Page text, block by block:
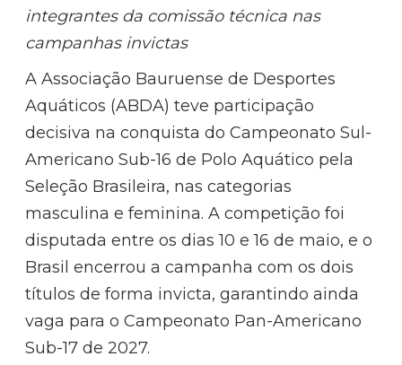
integrantes da comissão técnica nas
campanhas invictas
A Associação Bauruense de Desportes
Aquáticos (ABDA) teve participação
decisiva na conquista do Campeonato Sul-
Americano Sub-16 de Polo Aquático pela
Seleção Brasileira, nas categorias
masculina e feminina. A competição foi
disputada entre os dias 10 e 16 de maio, e o
Brasil encerrou a campanha com os dois
títulos de forma invicta, garantindo ainda
vaga para o Campeonato Pan-Americano
Sub-17 de 2027.